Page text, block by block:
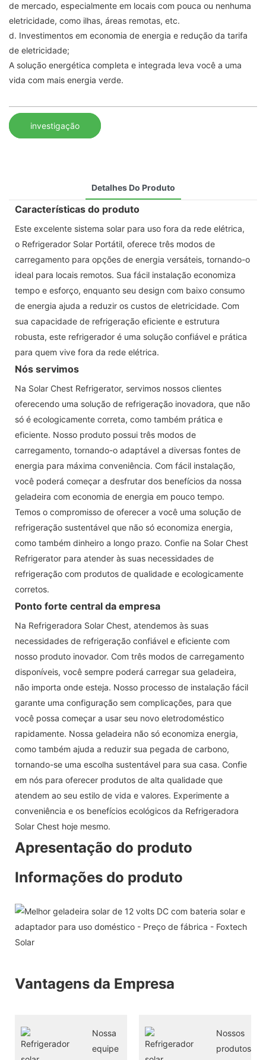
de mercado, especialmente em locais com pouca ou nenhuma
eletricidade, como ilhas, áreas remotas, etc.
d. Investimentos em economia de energia e redução da tarifa
de eletricidade;
A solução energética completa e integrada leva você a uma
vida com mais energia verde.
investigação
Detalhes Do Produto
Características do produto
Este excelente sistema solar para uso fora da rede elétrica,
o Refrigerador Solar Portátil, oferece três modos de
carregamento para opções de energia versáteis, tornando-o
ideal para locais remotos. Sua fácil instalação economiza
tempo e esforço, enquanto seu design com baixo consumo
de energia ajuda a reduzir os custos de eletricidade. Com
sua capacidade de refrigeração eficiente e estrutura
robusta, este refrigerador é uma solução confiável e prática
para quem vive fora da rede elétrica.
Nós servimos
Na Solar Chest Refrigerator, servimos nossos clientes
oferecendo uma solução de refrigeração inovadora, que não
só é ecologicamente correta, como também prática e
eficiente. Nosso produto possui três modos de
carregamento, tornando-o adaptável a diversas fontes de
energia para máxima conveniência. Com fácil instalação,
você poderá começar a desfrutar dos benefícios da nossa
geladeira com economia de energia em pouco tempo.
Temos o compromisso de oferecer a você uma solução de
refrigeração sustentável que não só economiza energia,
como também dinheiro a longo prazo. Confie na Solar Chest
Refrigerator para atender às suas necessidades de
refrigeração com produtos de qualidade e ecologicamente
corretos.
Ponto forte central da empresa
Na Refrigeradora Solar Chest, atendemos às suas
necessidades de refrigeração confiável e eficiente com
nosso produto inovador. Com três modos de carregamento
disponíveis, você sempre poderá carregar sua geladeira,
não importa onde esteja. Nosso processo de instalação fácil
garante uma configuração sem complicações, para que
você possa começar a usar seu novo eletrodoméstico
rapidamente. Nossa geladeira não só economiza energia,
como também ajuda a reduzir sua pegada de carbono,
tornando-se uma escolha sustentável para sua casa. Confie
em nós para oferecer produtos de alta qualidade que
atendem ao seu estilo de vida e valores. Experimente a
conveniência e os benefícios ecológicos da Refrigeradora
Solar Chest hoje mesmo.
Apresentação do produto
Informações do produto
Vantagens da Empresa
Nossa
equipe
Nossos
produtos